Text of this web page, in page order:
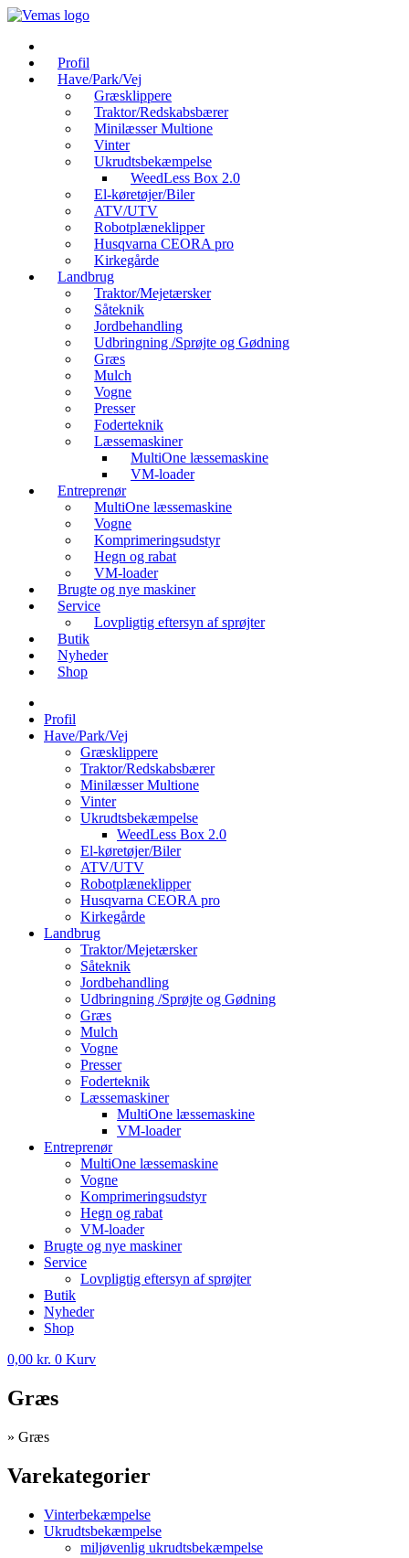
Videre
indhold
Profil
Have/Park/Vej
Græsklippere
Traktor/Redskabsbærer
Minilæsser Multione
Vinter
Ukrudtsbekæmpelse
WeedLess Box 2.0
El-køretøjer/Biler
ATV/UTV
Robotplæneklipper
Husqvarna CEORA pro
Kirkegårde
Landbrug
Traktor/Mejetærsker
Såteknik
Jordbehandling
Udbringning /Sprøjte og Gødning
Græs
Mulch
Vogne
Presser
Foderteknik
Læssemaskiner
MultiOne læssemaskine
VM-loader
Entreprenør
MultiOne læssemaskine
Vogne
Komprimeringsudstyr
Hegn og rabat
VM-loader
Brugte og nye maskiner
Service
Lovpligtig eftersyn af sprøjter
Butik
Nyheder
Shop
Profil
Have/Park/Vej
Græsklippere
Traktor/Redskabsbærer
Minilæsser Multione
Vinter
Ukrudtsbekæmpelse
WeedLess Box 2.0
El-køretøjer/Biler
ATV/UTV
Robotplæneklipper
Husqvarna CEORA pro
Kirkegårde
Landbrug
Traktor/Mejetærsker
Såteknik
Jordbehandling
Udbringning /Sprøjte og Gødning
Græs
Mulch
Vogne
Presser
Foderteknik
Læssemaskiner
MultiOne læssemaskine
VM-loader
Entreprenør
MultiOne læssemaskine
Vogne
Komprimeringsudstyr
Hegn og rabat
VM-loader
Brugte og nye maskiner
Service
Lovpligtig eftersyn af sprøjter
Butik
Nyheder
Shop
0,00 kr. 0 Kurv
Græs
» Græs
Varekategorier
Vinterbekæmpelse
Ukrudtsbekæmpelse
miljøvenlig ukrudtsbekæmpelse